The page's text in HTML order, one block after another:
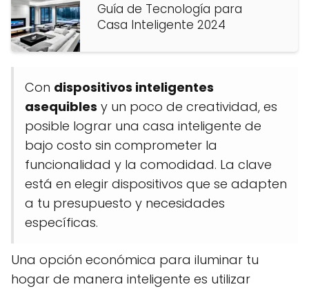
Guía de Tecnología para
Casa Inteligente 2024
Con dispositivos inteligentes
asequibles y un poco de creatividad, es
posible lograr una casa inteligente de
bajo costo sin comprometer la
funcionalidad y la comodidad. La clave
está en elegir dispositivos que se adapten
a tu presupuesto y necesidades
específicas.
Una opción económica para iluminar tu
hogar de manera inteligente es utilizar